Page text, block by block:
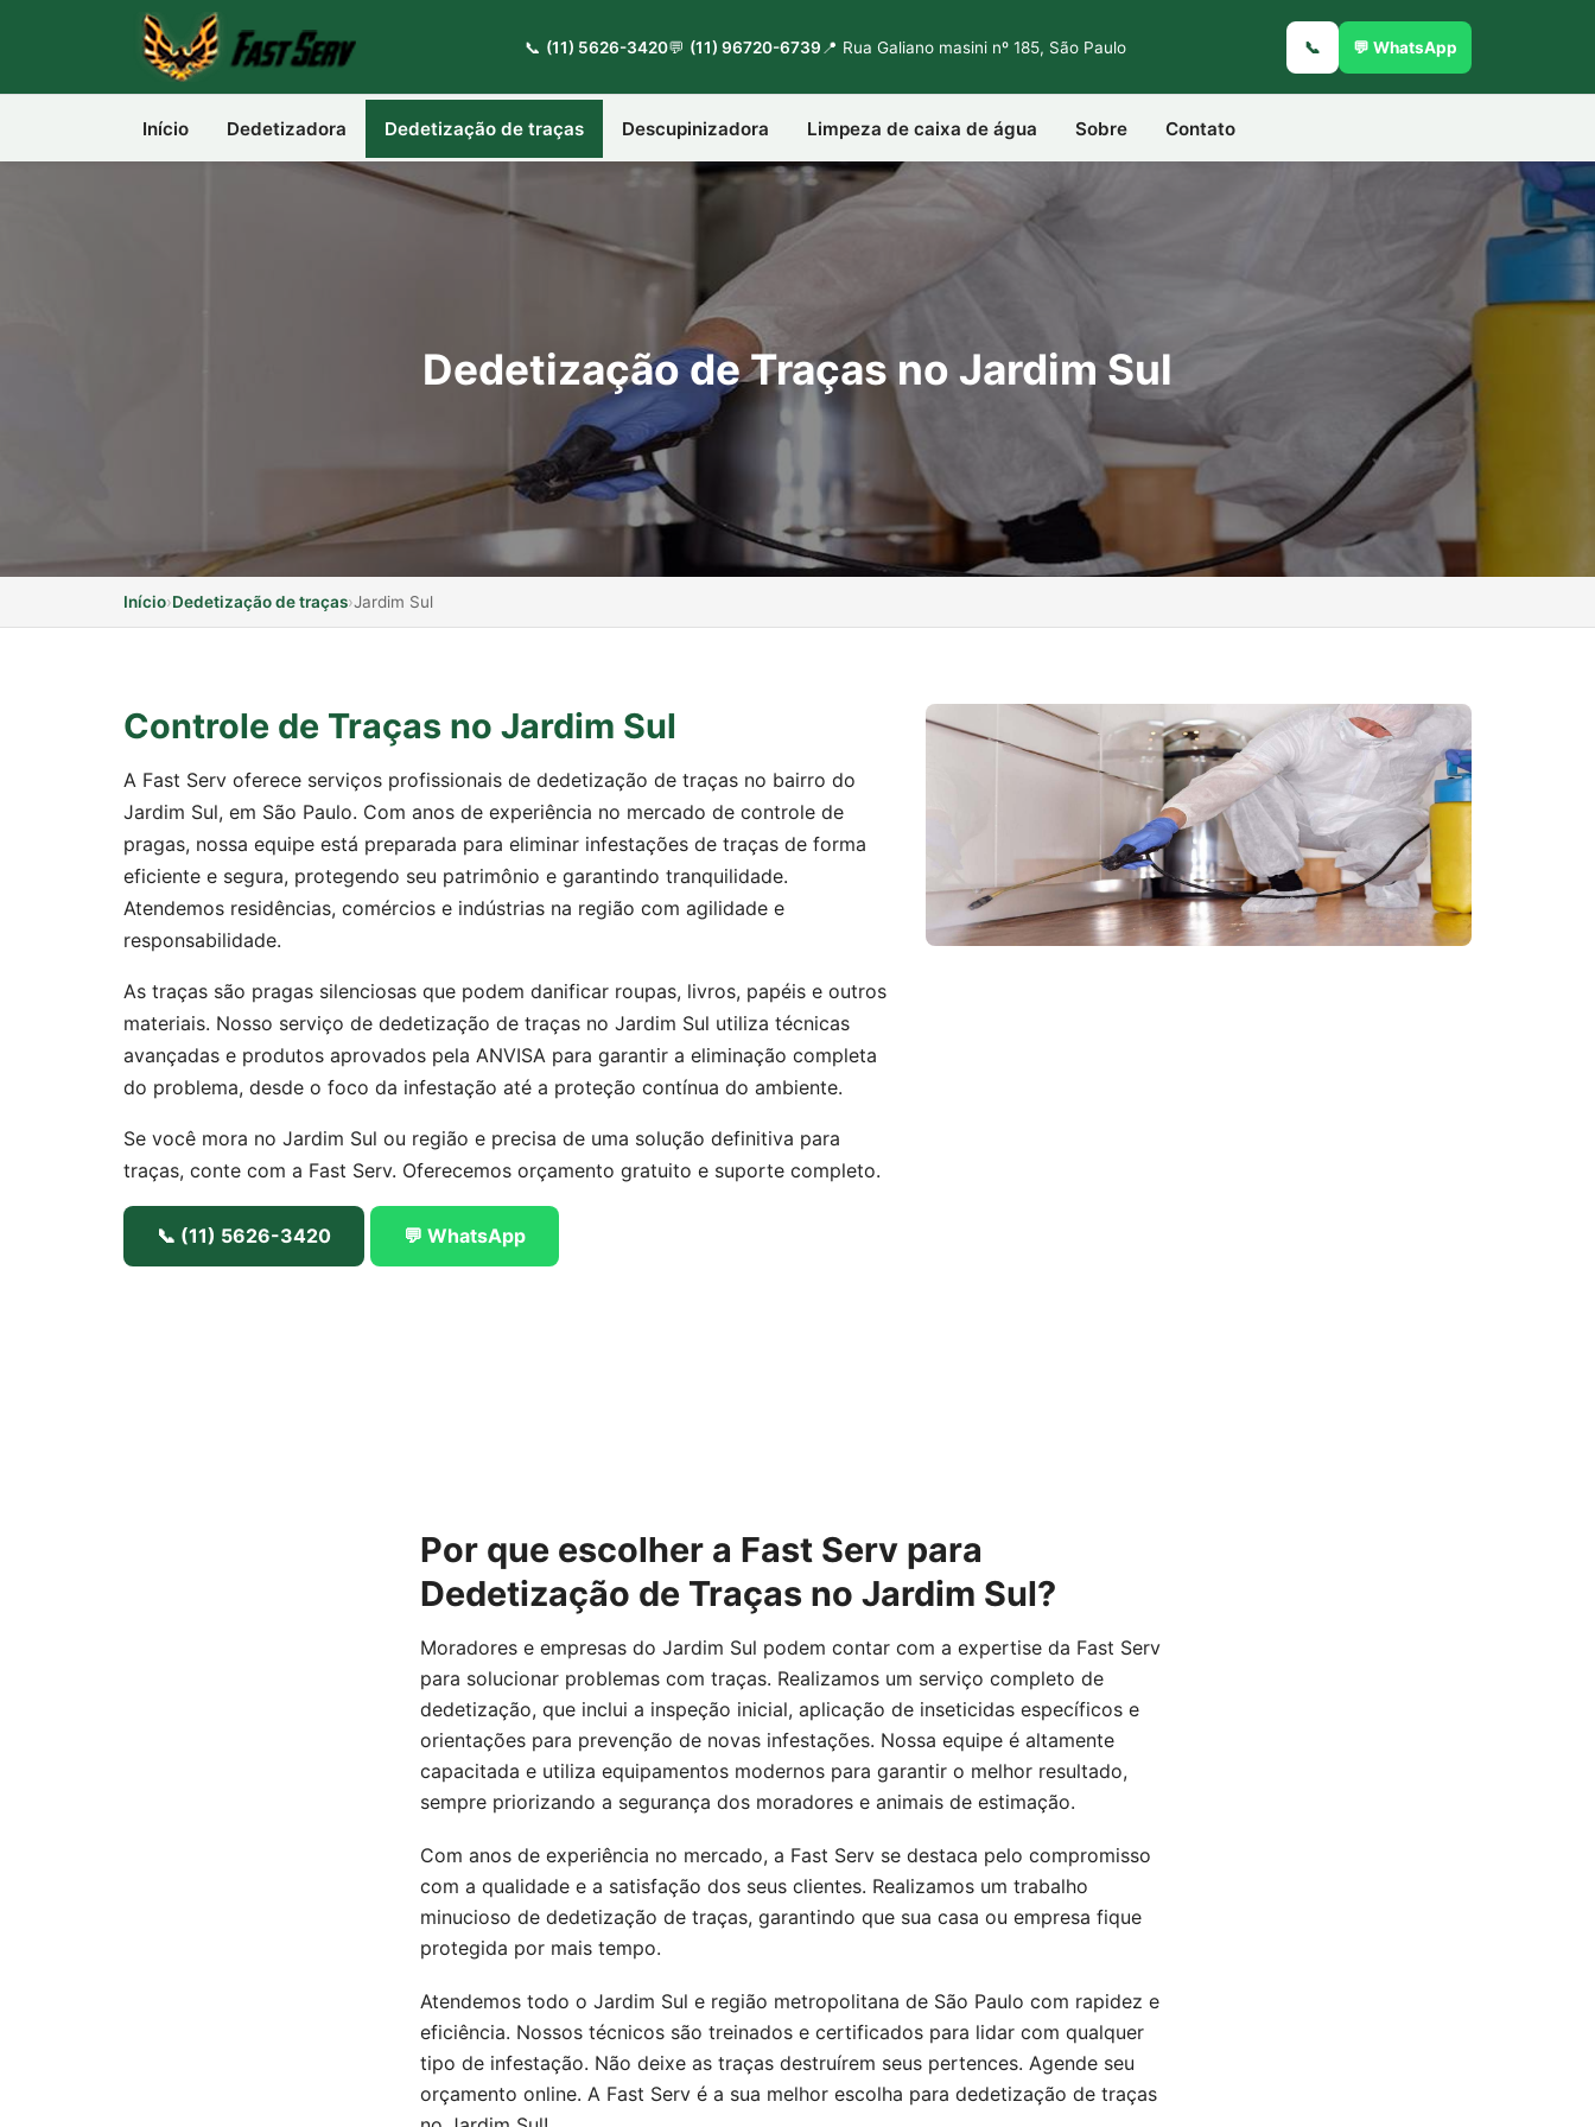
📞 (11) 5626-3420💬 (11) 96720-6739 📍 Rua Galiano masini nº 185, São Paulo 📞 💬 WhatsApp
Início Dedetizadora Dedetização de traças Descupinizadora Limpeza de caixa de água Sobre Contato
Dedetização de Traças no Jardim Sul
Início›Dedetização de traças›Jardim Sul
Controle de Traças no Jardim Sul
A Fast Serv oferece serviços profissionais de dedetização de traças no bairro do
Jardim Sul, em São Paulo. Com anos de experiência no mercado de controle de
pragas, nossa equipe está preparada para eliminar infestações de traças de forma
eficiente e segura, protegendo seu patrimônio e garantindo tranquilidade.
Atendemos residências, comércios e indústrias na região com agilidade e
responsabilidade.
As traças são pragas silenciosas que podem danificar roupas, livros, papéis e outros
materiais. Nosso serviço de dedetização de traças no Jardim Sul utiliza técnicas
avançadas e produtos aprovados pela ANVISA para garantir a eliminação completa
do problema, desde o foco da infestação até a proteção contínua do ambiente.
Se você mora no Jardim Sul ou região e precisa de uma solução definitiva para
traças, conte com a Fast Serv. Oferecemos orçamento gratuito e suporte completo.
📞 (11) 5626-3420 💬 WhatsApp
Por que escolher a Fast Serv para
Dedetização de Traças no Jardim Sul?
Moradores e empresas do Jardim Sul podem contar com a expertise da Fast Serv
para solucionar problemas com traças. Realizamos um serviço completo de
dedetização, que inclui a inspeção inicial, aplicação de inseticidas específicos e
orientações para prevenção de novas infestações. Nossa equipe é altamente
capacitada e utiliza equipamentos modernos para garantir o melhor resultado,
sempre priorizando a segurança dos moradores e animais de estimação.
Com anos de experiência no mercado, a Fast Serv se destaca pelo compromisso
com a qualidade e a satisfação dos seus clientes. Realizamos um trabalho
minucioso de dedetização de traças, garantindo que sua casa ou empresa fique
protegida por mais tempo.
Atendemos todo o Jardim Sul e região metropolitana de São Paulo com rapidez e
eficiência. Nossos técnicos são treinados e certificados para lidar com qualquer
tipo de infestação. Não deixe as traças destruírem seus pertences. Agende seu
orçamento online. A Fast Serv é a sua melhor escolha para dedetização de traças